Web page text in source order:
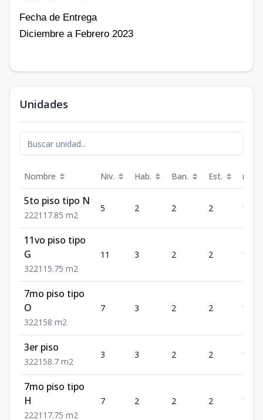
Fecha de Entrega
Diciembre a Febrero 2023
Unidades
Nombre Niv. Hab. Ban. Est. m²
5to piso tipo N
222117.85 m2
5 2 2 2
11vo piso tipo
G
322115.75 m2
11 3 2 2
7mo piso tipo
O
322158 m2
7 3 2 2 158
3er piso
322158.7 m2
3 3 2 2 158.7
7mo piso tipo
H
222117.75 m2
7 2 2 2